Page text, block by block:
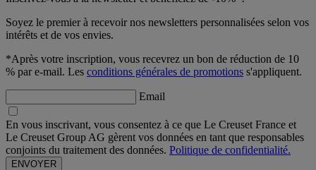
Soyez le premier à recevoir nos newsletters personnalisées selon vos
intérêts et de vos envies.
*Après votre inscription, vous recevrez un bon de réduction de 10
% par e-mail. Les conditions générales de promotions s'appliquent.
Email
En vous inscrivant, vous consentez à ce que Le Creuset France et
Le Creuset Group AG gèrent vos données en tant que responsables
conjoints du traitement des données. Politique de confidentialité.